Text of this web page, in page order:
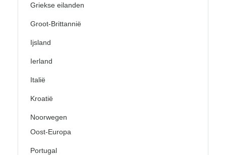
Griekse eilanden
Groot-Brittannië
Ijsland
Ierland
Italië
Kroatië
Noorwegen
Oost-Europa
Portugal